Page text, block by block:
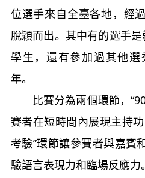
位選手來自全臺各地，經
脫穎而出。其中有的選手
學生，還有參加過其他
年。
比賽分為兩個環節，“90
賽者在短時間內展現主持
考驗”環節讓參賽者與嘉賓
驗語言表現力和臨場反應力。